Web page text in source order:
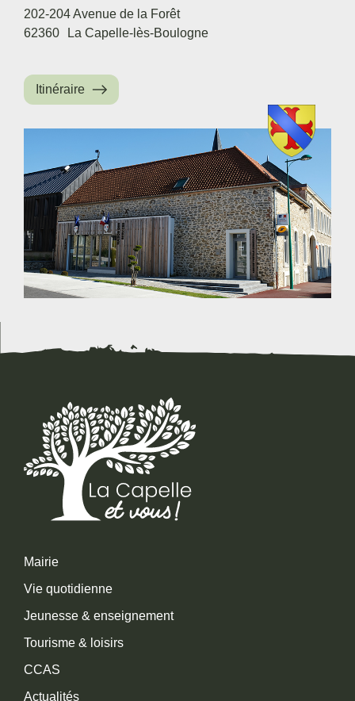
202-204 Avenue de la Forêt
62360
La Capelle-lès-Boulogne
Itinéraire
Mairie
Vie quotidienne
Jeunesse & enseignement
Tourisme & loisirs
CCAS
Actualités